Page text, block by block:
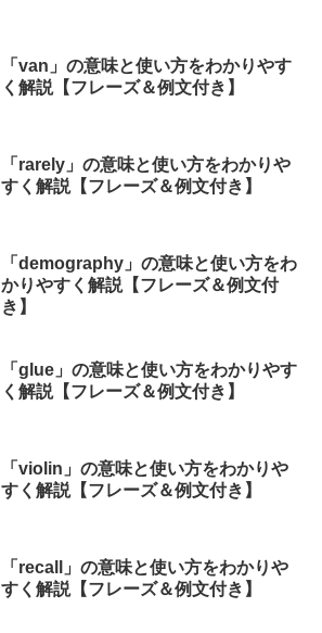
「van」の意味と使い方をわかりやす
く解説【フレーズ＆例文付き】
「rarely」の意味と使い方をわかりや
すく解説【フレーズ＆例文付き】
「demography」の意味と使い方をわ
かりやすく解説【フレーズ＆例文付
き】
「glue」の意味と使い方をわかりやす
く解説【フレーズ＆例文付き】
「violin」の意味と使い方をわかりや
すく解説【フレーズ＆例文付き】
「recall」の意味と使い方をわかりや
すく解説【フレーズ＆例文付き】